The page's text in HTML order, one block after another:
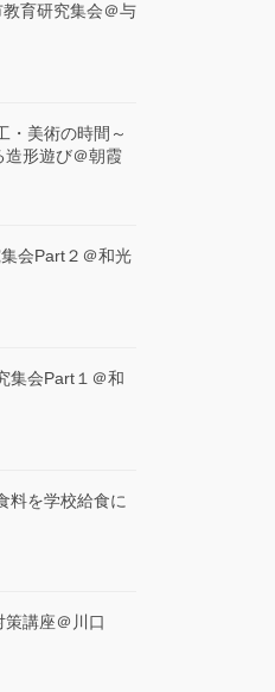
育研究集会＠与
・美術の時間～
造形遊び＠朝霞
会Part２＠和光
集会Part１＠和
料を学校給食に
講座＠川口